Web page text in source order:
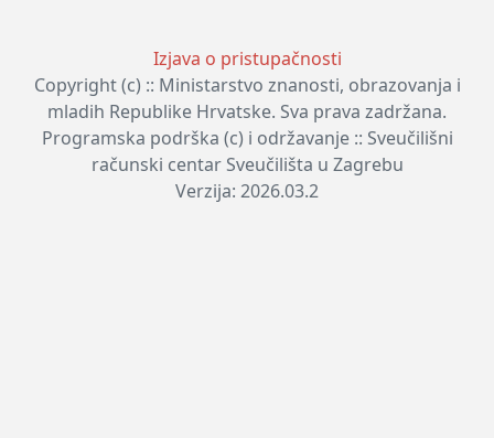
Izjava o pristupačnosti
Copyright (c) :: Ministarstvo znanosti, obrazovanja i
mladih Republike Hrvatske. Sva prava zadržana.
Programska podrška (c) i održavanje :: Sveučilišni
računski centar Sveučilišta u Zagrebu
Verzija: 2026.03.2